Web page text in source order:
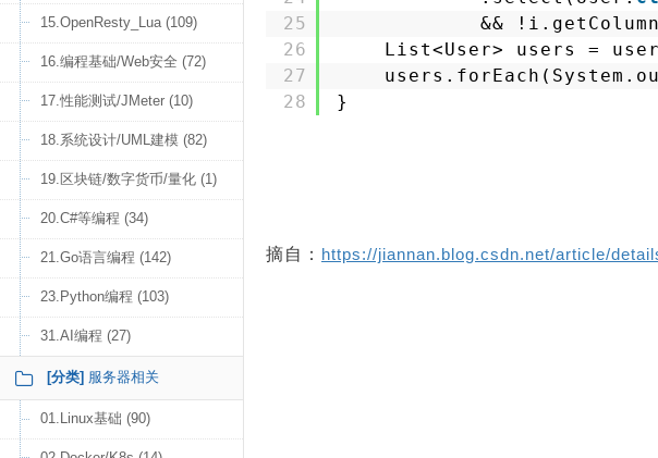
15.OpenResty_Lua (109)
16.编程基础/Web安全 (72)
17.性能测试/JMeter (10)
18.系统设计/UML建模 (82)
19.区块链/数字货币/量化 (1)
20.C#等编程 (34)
21.Go语言编程 (142)
23.Python编程 (103)
31.AI编程 (27)
[分类] 服务器相关
01.Linux基础 (90)
25
26
27
28
&&
List<User> users =
}
摘自： https://jiannan.blog.csdn.net/article/